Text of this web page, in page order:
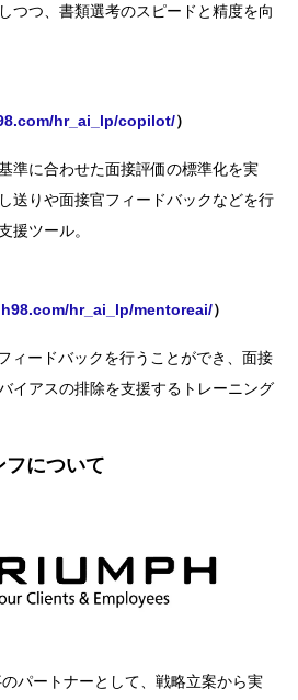
つつ、書類選考のスピードと精度を向
hr_ai_lp/copilot/）
準に合わせた面接評価の標準化を実
送りや面接官フィードバックなどを行
援ツール。
hr_ai_lp/mentoreai/）
ィードバックを行うことができ、面接
イアスの排除を支援するトレーニング
フについて
パートナーとして、戦略立案から実